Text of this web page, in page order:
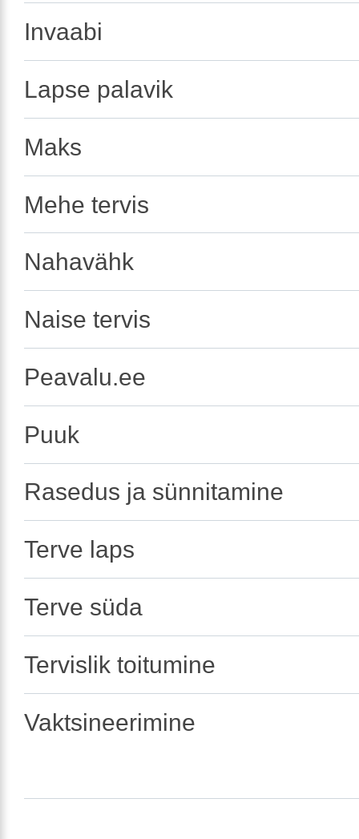
Invaabi
Lapse palavik
Maks
Mehe tervis
Nahavähk
Naise tervis
Peavalu.ee
Puuk
Rasedus ja sünnitamine
Terve laps
Terve süda
Tervislik toitumine
Vaktsineerimine